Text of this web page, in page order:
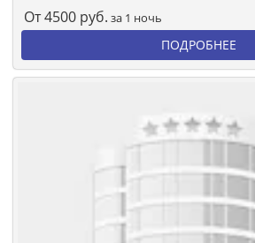
От4500 руб. за 1 ночь
ПОДРОБНЕЕ